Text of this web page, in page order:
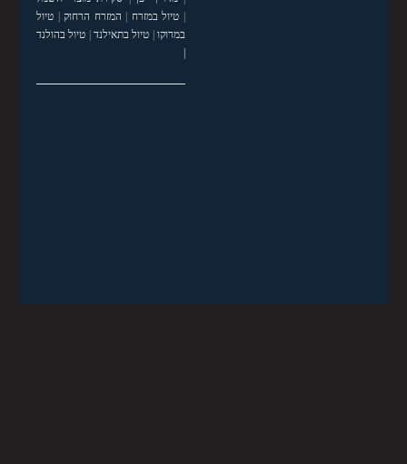
טיול במזרח המזרח הרחוק| טיול
במרוקו| טיול בתאילנד| טיול בהולנד